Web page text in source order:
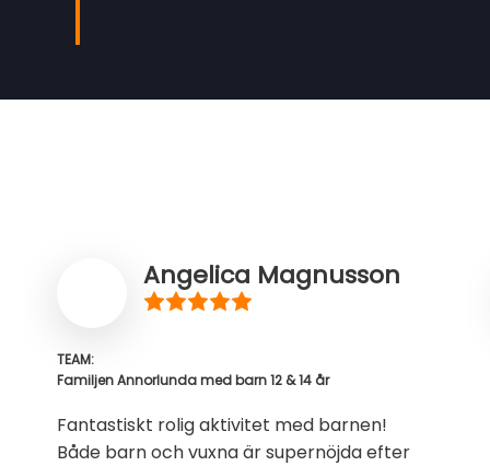
Angelica Magnusson
TEAM:
Familjen Annorlunda med barn 12 & 14 år
Fantastiskt rolig aktivitet med barnen!
Både barn och vuxna är supernöjda efter